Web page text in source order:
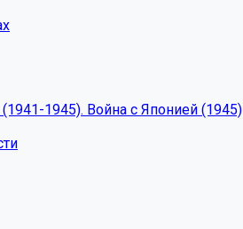
1945). Война с Японией (1945)